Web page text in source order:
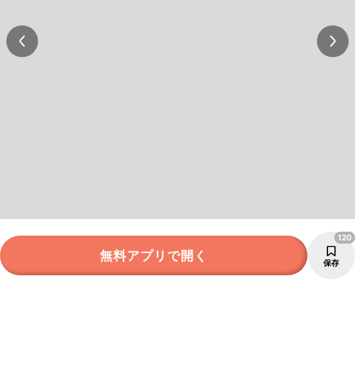
無料アプリで開く 保存
120